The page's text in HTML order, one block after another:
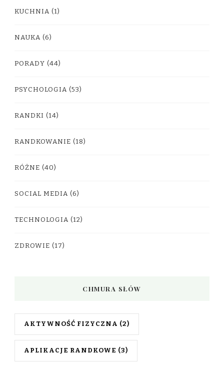
KUCHNIA (1)
NAUKA (6)
PORADY (44)
PSYCHOLOGIA (53)
RANDKI (14)
RANDKOWANIE (18)
RÓŻNE (40)
SOCIAL MEDIA (6)
TECHNOLOGIA (12)
ZDROWIE (17)
CHMURA SŁÓW
AKTYWNOŚĆ FIZYCZNA (2)
APLIKACJE RANDKOWE (3)